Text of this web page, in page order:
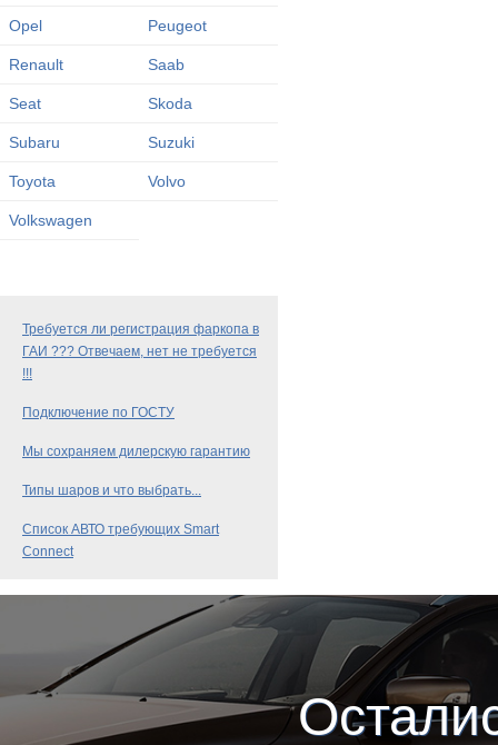
Opel Peugeot
Renault Saab
Seat Skoda
Subaru Suzuki
Toyota Volvo
Volkswagen
Требуется ли регистрация фаркопа в
ГАИ ??? Отвечаем, нет не требуется
!!!
Подключение по ГОСТУ
Мы сохраняем дилерскую гарантию
Типы шаров и что выбрать...
Список АВТО требующих Smart
Connect